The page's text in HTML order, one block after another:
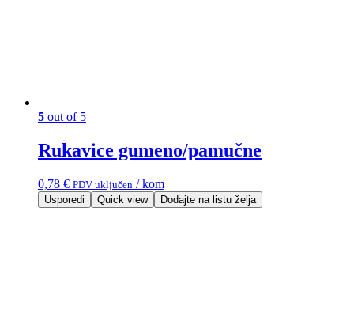
5 out of 5
Rukavice gumeno/pamučne
0,78 € PDV uključen / kom
Usporedi Quick view Dodajte na listu želja